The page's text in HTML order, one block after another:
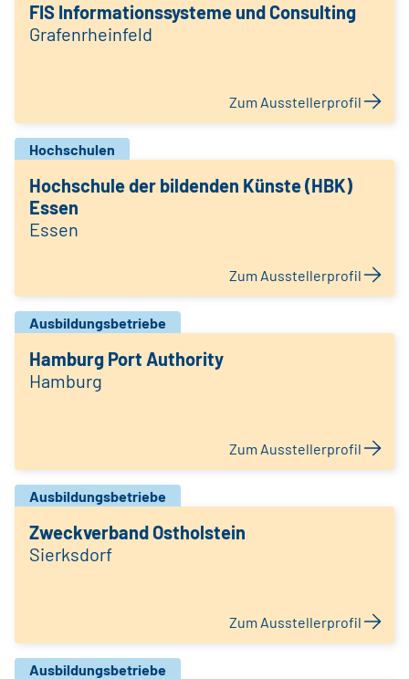
FIS Informationssysteme und Consulting
Grafenrheinfeld
Zum Ausstellerprofil
Hochschulen
Hochschule der bildenden Künste (HBK)
Essen
Essen
Zum Ausstellerprofil
Ausbildungsbetriebe
Hamburg Port Authority
Hamburg
Zum Ausstellerprofil
Ausbildungsbetriebe
Zweckverband Ostholstein
Sierksdorf
Zum Ausstellerprofil
Ausbildungsbetriebe